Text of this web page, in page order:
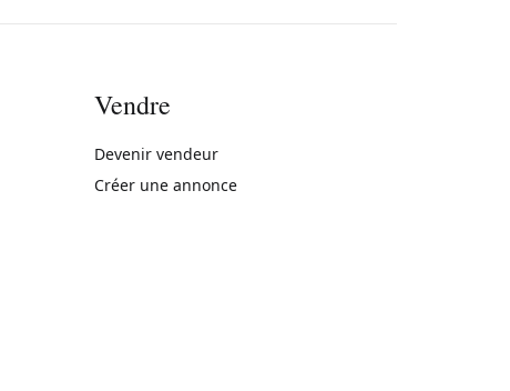
Vendre
Devenir vendeur
Créer une annonce